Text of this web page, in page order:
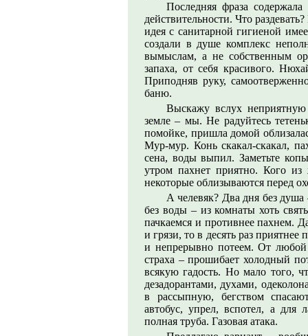
Последняя фраза
действительности. Что
идея с санитарной гигиеной
создали в душе комплекс
вымыслам, а не собственным
запаха, от себя красивого.
Приподняв руку,
баню.
Выскажу вслух
земле – мы. Не радуйтесь
помойке, пришла домой
Мур-мур. Конь скакал-скакал,
сена, воды выпил. Заметьте
утром пахнет приятно. Кого
некоторые облизываются перед
А челевяк? Два дня без
без воды – из комнаты хоть
пачкаемся и противнее пахнем.
и грязи, то в десять раз
и непрерывно потеем. От
страха – прошибает холодный
всякую гадость. Но мало того,
дезадорантами, духами,
в рассыпную, бегством
автобус, упрел, вспотел, а
полная труба. Газовая атака.